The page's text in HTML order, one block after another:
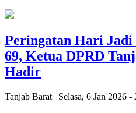
Peringatan Hari
69, Ketua DPRD
Hadir
Tanjab Barat | Selasa, 6 Jan 2026